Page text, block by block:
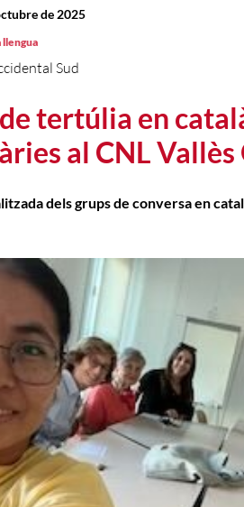
tertúlia en
al CNL Vallès
Sud
de 2025
dels grups de conversa en